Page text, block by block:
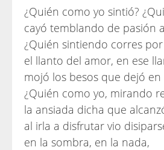
¿Quién como yo sintió?
cayó temblando de pasión
¿Quién sintiendo corres
el llanto del amor, en ese
mojó los besos que dejó en
¿Quién como yo, mirando
la ansiada dicha que
al irla a disfrutar vio
en la sombra, en la nada,